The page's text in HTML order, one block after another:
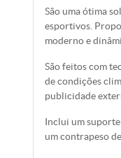
São uma ótima
esportivos.
moderno e
São feitos com
de condições
publicidade
Inclui um suporte
um contrapeso